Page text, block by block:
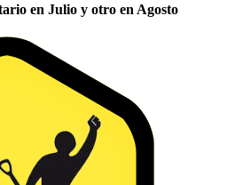
en Julio y otro en Agosto